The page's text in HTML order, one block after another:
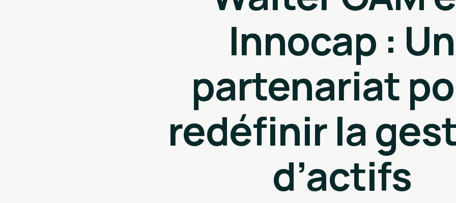
Innocap : Un
partenariat
redéfinir la
d’actifs